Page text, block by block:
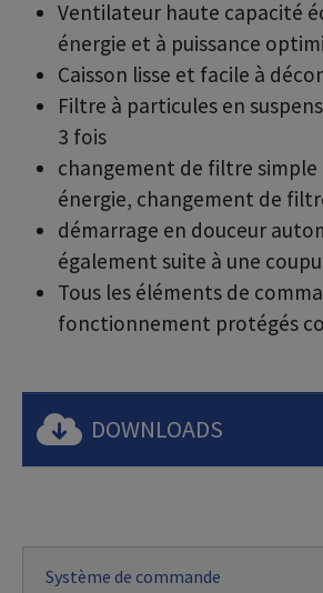
Ventilateur haute capacité
énergie et à puissance
Caisson lisse et facile à
Filtre à particules en
3 fois
changement de filtre simple
énergie, changement de
démarrage en douceur
également suite à une
Tous les éléments de
fonctionnement protégés
DOWNLOADS
Système de commande